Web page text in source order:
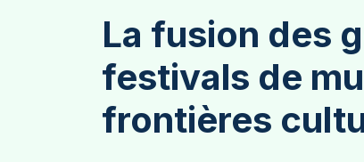
La fusion des
festivals de
frontières